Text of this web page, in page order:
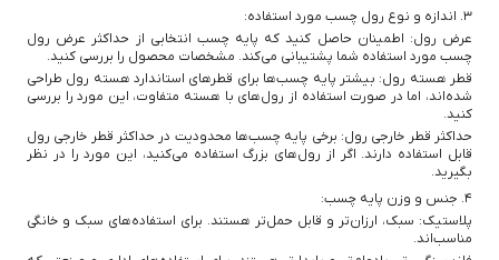
3. اندازه و نوع رول چسب مورد استفاده:
عرض رول: اطمینان حاصل کنید که پایه چسب انتخابی از حداکثر عرض رول
چسب مورد استفاده شما پشتیبانی می‌کند. مشخصات محصول را بررسی کنید.
قطر هسته رول: بیشتر پایه چسب‌ها برای قطرهای استاندارد هسته رول طراحی
شده‌اند، اما در صورت استفاده از رول‌های با هسته متفاوت، این مورد را بررسی
کنید.
حداکثر قطر خارجی رول: برخی پایه چسب‌ها محدودیت در حداکثر قطر خارجی رول
قابل استفاده دارند. اگر از رول‌های بزرگ استفاده می‌کنید، این مورد را در نظر
بگیرید.
4. جنس و وزن پایه چسب:
پلاستیک: سبک، ارزان‌تر و قابل حمل‌تر هستند. برای استفاده‌های سبک و خانگی
مناسب‌اند.